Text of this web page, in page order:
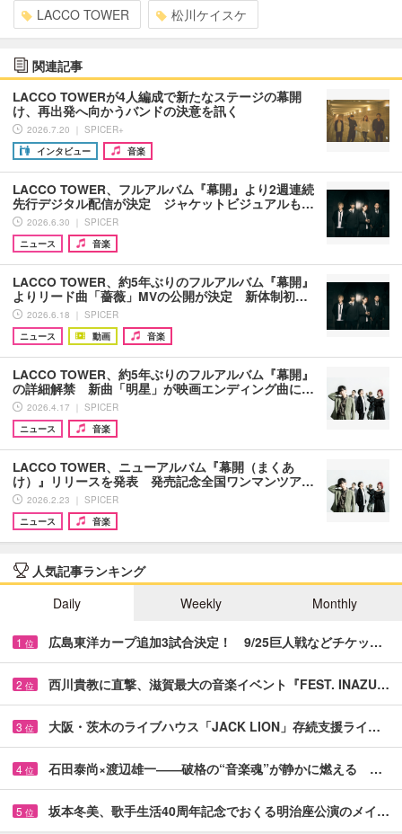
LACCO TOWER 松川ケイスケ
関連記事
LACCO TOWERが4人編成で新たなステージの幕開
け、再出発へ向かうバンドの決意を訊く
2026.7.20 ｜ SPICER+
インタビュー
音楽
LACCO TOWER、フルアルバム『幕開』より2週連続
先行デジタル配信が決定 ジャケットビジュアルも…
2026.6.30 ｜ SPICER
ニュース
音楽
LACCO TOWER、約5年ぶりのフルアルバム『幕開』
よりリード曲「薔薇」MVの公開が決定 新体制初…
2026.6.18 ｜ SPICER
ニュース
動画 音楽
LACCO TOWER、約5年ぶりのフルアルバム『幕開』
の詳細解禁 新曲「明星」が映画エンディング曲に…
2026.4.17 ｜ SPICER
ニュース
音楽
LACCO TOWER、ニューアルバム『幕開（まくあ
け）』リリースを発表 発売記念全国ワンマンツア…
2026.2.23 ｜ SPICER
ニュース
音楽
人気記事ランキング
Daily
Weekly Monthly
1 位 広島東洋カープ追加3試合決定！ 9/25巨人戦などチケッ…
2 位 西川貴教に直撃、滋賀最大の音楽イベント『FEST. INAZU…
3 位 大阪・茨木のライブハウス「JACK LION」存続支援ライ…
4 位 石田泰尚×渡辺雄一――破格の“音楽魂”が静かに燃える …
5 位 坂本冬美、歌手生活40周年記念でおくる明治座公演のメイ…